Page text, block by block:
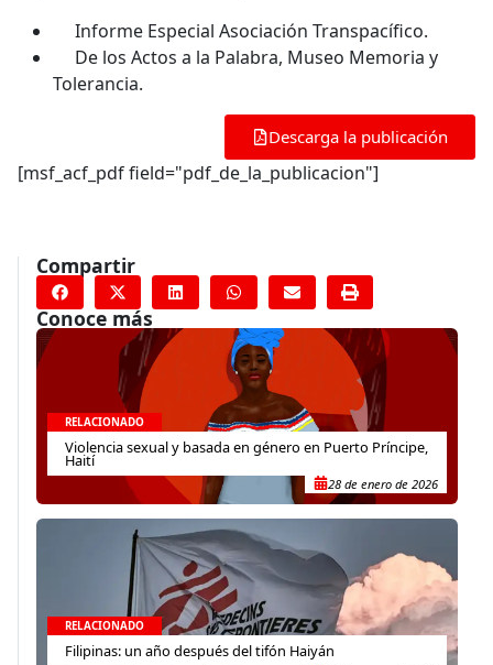
Informe Especial Asociación Transpacífico.
De los Actos a la Palabra, Museo Memoria y
Tolerancia.
Descarga la publicación
[msf_acf_pdf field="pdf_de_la_publicacion"]
Compartir
Conoce más
RELACIONADO
Violencia sexual y basada en género en Puerto Príncipe,
Haití
28 de enero de 2026
RELACIONADO
Filipinas: un año después del tifón Haiyán